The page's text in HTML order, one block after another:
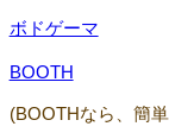
ボドゲーマ
BOOTH
(BOOTHなら、簡